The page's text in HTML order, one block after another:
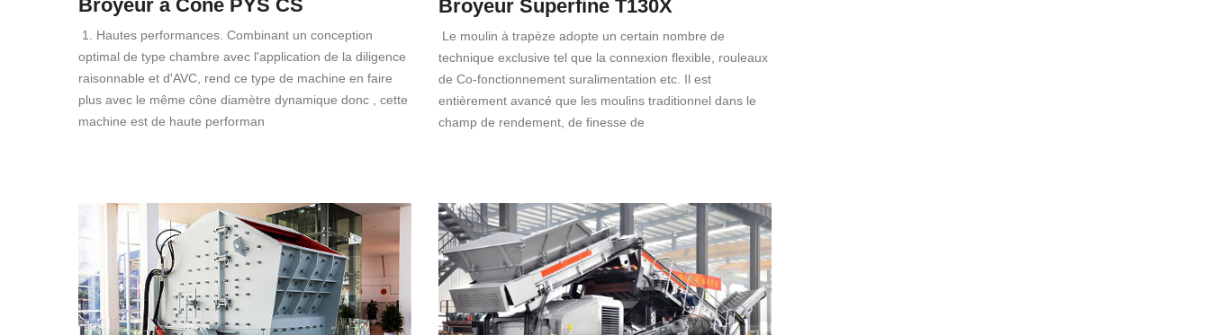
Broyeur à Cône PYS CS
1. Hautes performances. Combinant un conception
optimal de type chambre avec l'application de la diligence
raisonnable et d'AVC, rend ce type de machine en faire
plus avec le même cône diamètre dynamique donc , cette
machine est de haute performan
Broyeur Superfine T130X
Le moulin à trapèze adopte un certain nombre de
technique exclusive tel que la connexion flexible, rouleaux
de Co-fonctionnement suralimentation etc. Il est
entièrement avancé que les moulins traditionnel dans le
champ de rendement, de finesse de